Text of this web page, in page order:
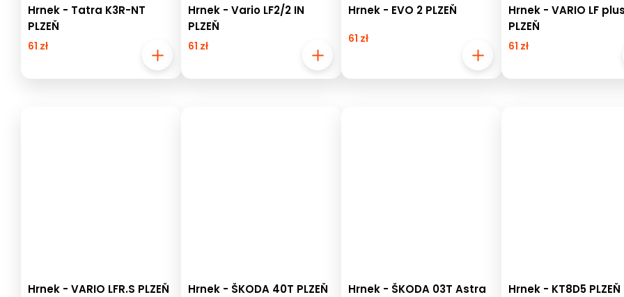
Hrnek - Tatra K3R-NT
PLZEŇ
61 zł
Hrnek - Vario LF2/2 IN
PLZEŇ
61 zł
Hrnek - EVO 2 PLZEŇ
61 zł
Hrnek - VARIO LF
PLZEŇ
61 zł
Hrnek - VARIO LFR.S PLZEŇ Hrnek - ŠKODA 40T PLZEŇ
Hrnek - ŠKODA 03T Astra
Hrnek - KT8D5 PLZEŇ